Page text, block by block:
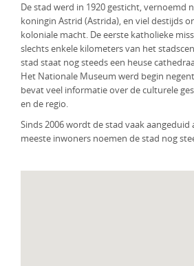
Zimbabwe
Zuid-Afrika
De stad werd in 1920 gesticht, vernoemd
koningin Astrid (Astrida), en viel destijds
koloniale macht. De eerste katholieke
slechts enkele kilometers van het
stad staat nog steeds een heuse
Het Nationale Museum werd begin
bevat veel informatie over de culturele
en de regio.
Sinds 2006 wordt de stad vaak aangeduid
meeste inwoners noemen de stad nog